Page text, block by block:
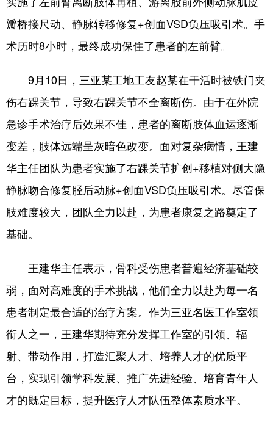
瓣桥接尺动、静脉转移修复+创面VSD负压吸引术。手
术历时8小时，最终成功保住了患者的左前臂。
9月10日，三亚某工地工友赵某在干活时被铁门夹
伤右踝关节，导致右踝关节不全离断伤。由于在外院
急诊手术治疗后效果不佳，患者的离断肢体血运逐渐
变差，肢体远端呈灰暗色改变。面对复杂病情，王建
华主任团队为患者实施了右踝关节扩创+移植对侧大隐
静脉吻合修复胫后动脉+创面VSD负压吸引术。尽管保
肢难度较大，团队全力以赴，为患者康复之路奠定了
基础。
王建华主任表示，骨科受伤患者普遍经济基础较
弱，面对高难度的手术挑战，他们全力以赴为每一名
患者制定最合适的治疗方案。作为三亚名医工作室领
衔人之一，王建华期待充分发挥工作室的引领、辐
射、带动作用，打造汇聚人才、培养人才的优质平
台，实现引领学科发展、推广先进经验、培育青年人
才的既定目标，提升医疗人才队伍整体素质水平。